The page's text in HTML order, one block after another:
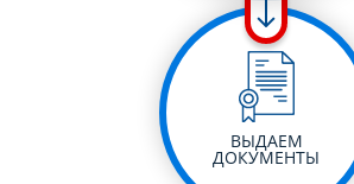
ВЫДАЕМ
ДОКУМЕНТЫ